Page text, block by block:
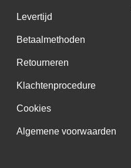
Levertijd
Betaalmethoden
Retourneren
Klachtenprocedure
Cookies
Algemene voorwaarden